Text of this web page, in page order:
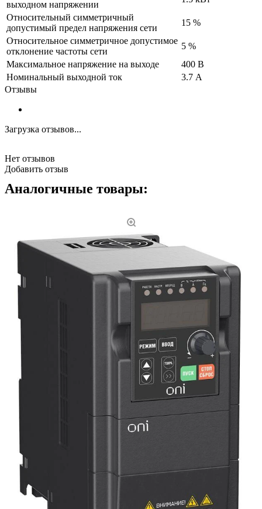
выходном напряжении
Относительный симметричный
допустимый предел напряжения сети
15 %
Относительное симметричное допустимое
отклонение частоты сети
5 %
Максимальное напряжение на выходе
400 В
Номинальный выходной ток
3.7 А
Отзывы
Загрузка отзывов...
Нет отзывов
Добавить отзыв
Аналогичные товары: